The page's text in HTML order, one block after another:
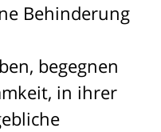
Behinderung
begegnen
in ihrer